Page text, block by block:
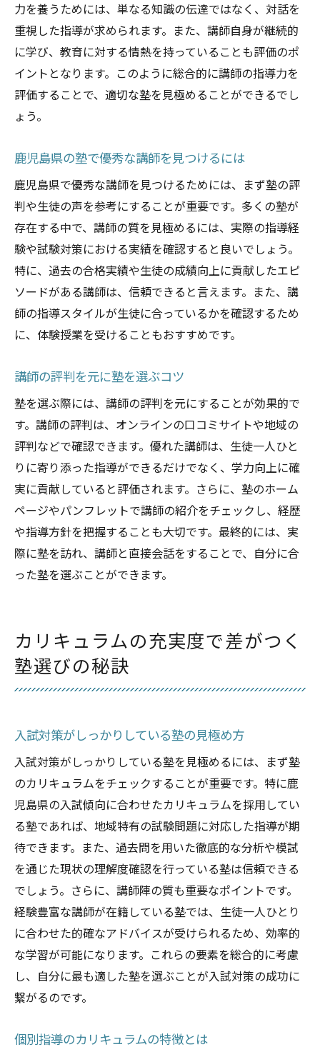
力を養うためには、単なる知識の伝達ではなく、対話を
重視した指導が求められます。また、講師自身が継続的
に学び、教育に対する情熱を持っていることも評価のポ
イントとなります。このように総合的に講師の指導力を
評価することで、適切な塾を見極めることができるでし
ょう。
鹿児島県の塾で優秀な講師を見つけるには
鹿児島県で優秀な講師を見つけるためには、まず塾の評
判や生徒の声を参考にすることが重要です。多くの塾が
存在する中で、講師の質を見極めるには、実際の指導経
験や試験対策における実績を確認すると良いでしょう。
特に、過去の合格実績や生徒の成績向上に貢献したエピ
ソードがある講師は、信頼できると言えます。また、講
師の指導スタイルが生徒に合っているかを確認するため
に、体験授業を受けることもおすすめです。
講師の評判を元に塾を選ぶコツ
塾を選ぶ際には、講師の評判を元にすることが効果的で
す。講師の評判は、オンラインの口コミサイトや地域の
評判などで確認できます。優れた講師は、生徒一人ひと
りに寄り添った指導ができるだけでなく、学力向上に確
実に貢献していると評価されます。さらに、塾のホーム
ページやパンフレットで講師の紹介をチェックし、経歴
や指導方針を把握することも大切です。最終的には、実
際に塾を訪れ、講師と直接会話をすることで、自分に合
った塾を選ぶことができます。
カリキュラムの充実度で差がつく
塾選びの秘訣
入試対策がしっかりしている塾の見極め方
入試対策がしっかりしている塾を見極めるには、まず塾
のカリキュラムをチェックすることが重要です。特に鹿
児島県の入試傾向に合わせたカリキュラムを採用してい
る塾であれば、地域特有の試験問題に対応した指導が期
待できます。また、過去問を用いた徹底的な分析や模試
を通じた現状の理解度確認を行っている塾は信頼できる
でしょう。さらに、講師陣の質も重要なポイントです。
経験豊富な講師が在籍している塾では、生徒一人ひとり
に合わせた的確なアドバイスが受けられるため、効率的
な学習が可能になります。これらの要素を総合的に考慮
し、自分に最も適した塾を選ぶことが入試対策の成功に
繋がるのです。
個別指導のカリキュラムの特徴とは